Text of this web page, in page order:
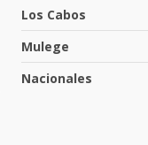
Los Cabos
Mulege
Nacionales